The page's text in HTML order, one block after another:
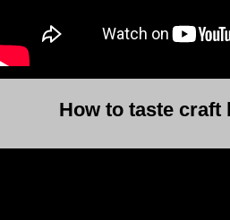
How to taste craft